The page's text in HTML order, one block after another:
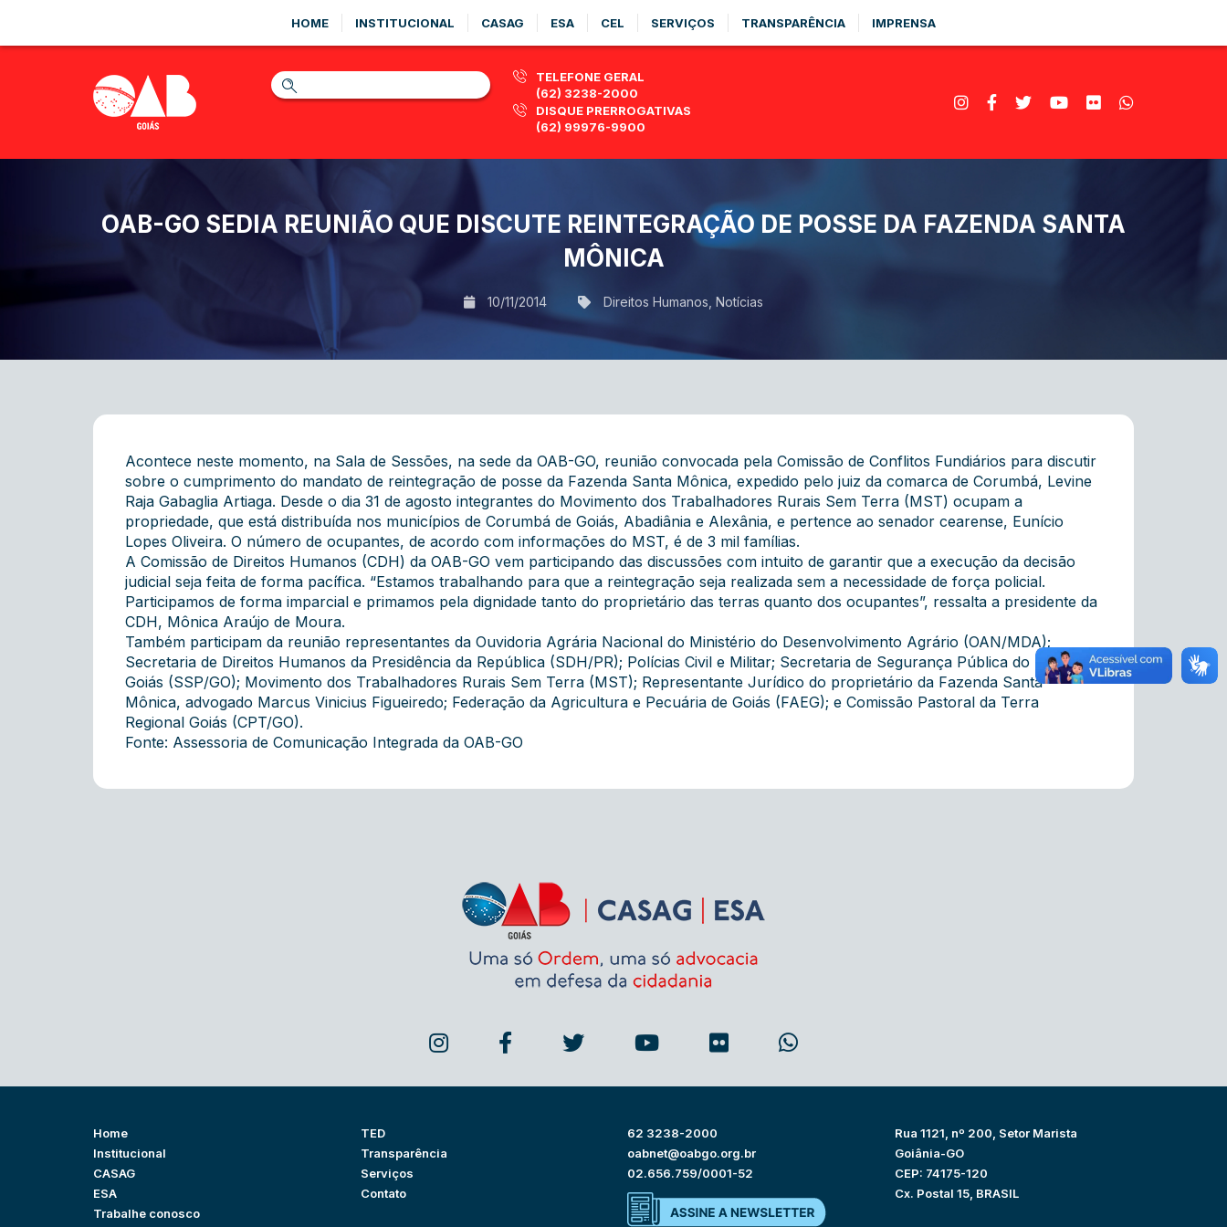
HOME INSTITUCIONAL CASAG ESA CEL SERVIÇOS TRANSPARÊNCIA IMPRENSA
TELEFONE GERAL
(62) 3238-2000
DISQUE PRERROGATIVAS
(62) 99976-9900
OAB-GO SEDIA REUNIÃO QUE DISCUTE REINTEGRAÇÃO DE POSSE DA FAZENDA SANTA
MÔNICA
10/11/2014 Direitos Humanos Notícias
Acontece neste momento, na Sala de Sessões, na sede da OAB-GO, reunião convocada pela Comissão de Conflitos Fundiários para discutir
sobre o cumprimento do mandato de reintegração de posse da Fazenda Santa Mônica, expedido pelo juiz da comarca de Corumbá, Levine
Raja Gabaglia Artiaga. Desde o dia 31 de agosto integrantes do Movimento dos Trabalhadores Rurais Sem Terra (MST) ocupam a
propriedade, que está distribuída nos municípios de Corumbá de Goiás, Abadiânia e Alexânia, e pertence ao senador cearense, Eunício
Lopes Oliveira. O número de ocupantes, de acordo com informações do MST, é de 3 mil famílias.
A Comissão de Direitos Humanos (CDH) da OAB-GO vem participando das discussões com intuito de garantir que a execução da decisão
judicial seja feita de forma pacífica. “Estamos trabalhando para que a reintegração seja realizada sem a necessidade de força policial.
Participamos de forma imparcial e primamos pela dignidade tanto do proprietário das terras quanto dos ocupantes”, ressalta a presidente da
CDH, Mônica Araújo de Moura.
Também participam da reunião representantes da Ouvidoria Agrária Nacional do Ministério do Desenvolvimento Agrário (OAN/MDA);
Secretaria de Direitos Humanos da Presidência da República (SDH/PR); Polícias Civil e Militar; Secretaria de Segurança Pública do Estado de
Goiás (SSP/GO); Movimento dos Trabalhadores Rurais Sem Terra (MST); Representante Jurídico do proprietário da Fazenda Santa
Mônica, advogado Marcus Vinicius Figueiredo; Federação da Agricultura e Pecuária de Goiás (FAEG); e Comissão Pastoral da Terra
Regional Goiás (CPT/GO).
Fonte: Assessoria de Comunicação Integrada da OAB-GO
Home
Institucional
CASAG
ESA
Trabalhe conosco
TED
Transparência
Serviços
Contato
62 3238-2000
oabnet@oabgo.org.br
02.656.759/0001-52
Rua 1121, nº 200, Setor Marista
Goiânia-GO
CEP: 74175-120
Cx. Postal 15, BRASIL